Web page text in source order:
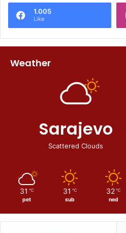
1.005
Like
Weather
Sarajevo
Scattered Clouds
31 ℃
pet
31 ℃
sub
32 ℃
ned